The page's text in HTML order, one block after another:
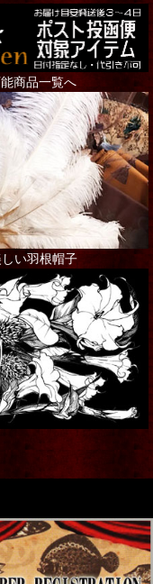
商品一覧へ
い羽根帽子